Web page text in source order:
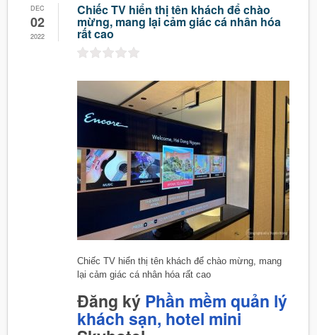
DEC
02
2022
Chiếc TV hiển thị tên khách để chào
mừng, mang lại cảm giác cá nhân hóa
rất cao
Chiếc TV hiển thị tên khách để chào mừng, mang
lại cảm giác cá nhân hóa rất cao
Đăng ký Phần mềm quản lý
khách sạn, hotel mini